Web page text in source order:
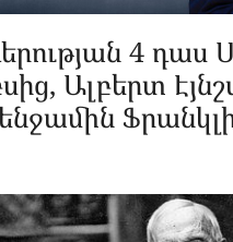
4 դաս
Ալբերտ